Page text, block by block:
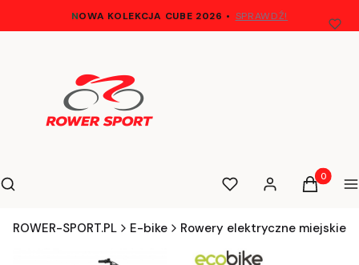
NOWA KOLEKCJA CUBE 2026 • SPRAWDŹ!
Otwórz wyszukiwarkę
Szukaj UlubioneZaloguj sięProdukty
Koszyk
ROWER-SPORT.PL E-bike Rowery elektryczne miejskie